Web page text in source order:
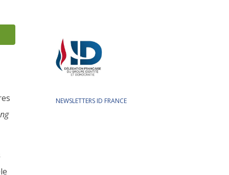
NEWSLETTERS ID FRANCE